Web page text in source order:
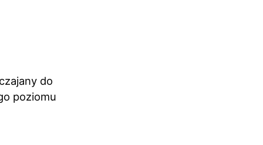
do
poziomu